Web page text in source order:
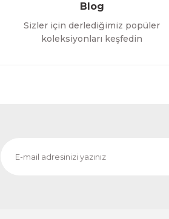
Blog
Sizler için derlediğimiz popüler
koleksiyonları keşfedin